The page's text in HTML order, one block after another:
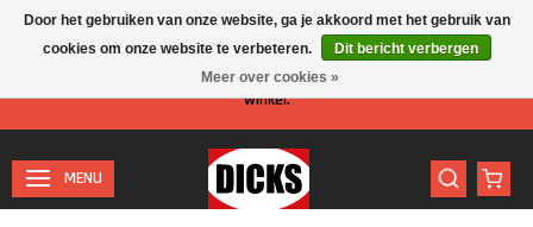
Let op: I.v.m. de zomervakantie is er minder personeel aanwezig in de
winkel.
MENU
Door het gebruiken van onze website, ga je akkoord met het gebruik van
cookies om onze website te verbeteren.
Dit bericht verbergen
Meer over cookies »